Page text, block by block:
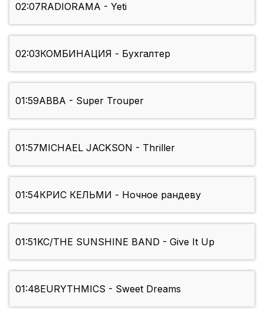
02:07RADIORAMA - Yeti
02:03КОМБИНАЦИЯ - Бухгалтер
01:59ABBA - Super Trouper
01:57MICHAEL JACKSON - Thriller
01:54КРИС КЕЛЬМИ - Ночное рандеву
01:51KC/THE SUNSHINE BAND - Give It Up
01:48EURYTHMICS - Sweet Dreams